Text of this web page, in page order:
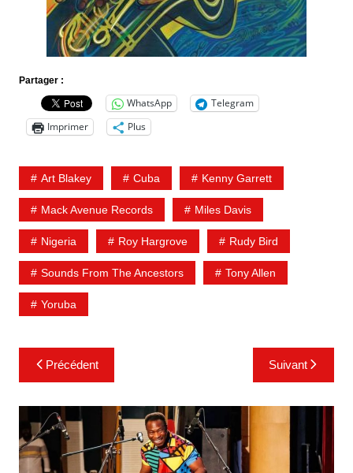
Partager :
WhatsApp
Telegram
Imprimer
Plus
Art Blakey Cuba Kenny Garrett
Mack Avenue Records Miles Davis
Nigeria Roy Hargrove Rudy Bird
Sounds From The Ancestors Tony Allen
Yoruba
Navigation
de
l’article
Précédent Suivant